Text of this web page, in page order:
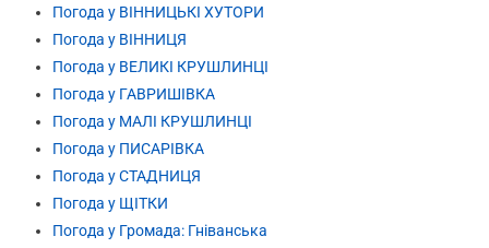
Погода у ВІННИЦЬКІ ХУТОРИ
Погода у ВІННИЦЯ
Погода у ВЕЛИКІ КРУШЛИНЦІ
Погода у ГАВРИШІВКА
Погода у МАЛІ КРУШЛИНЦІ
Погода у ПИСАРІВКА
Погода у СТАДНИЦЯ
Погода у ЩІТКИ
Погода у Громада: Гніванська